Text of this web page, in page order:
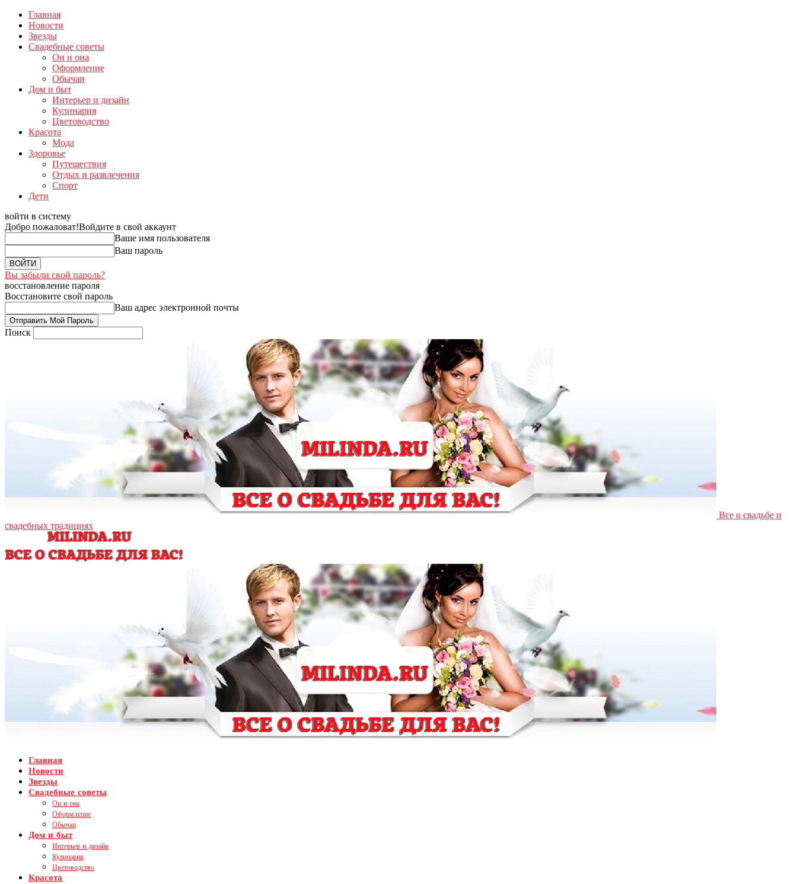
Главная
Новости
Звезды
Свадебные советы
Он и она
Оформление
Обычаи
Дом и быт
Интерьер и дизайн
Кулинария
Цветоводство
Красота
Мода
Здоровье
Путешествия
Отдых и развлечения
Спорт
Дети
войти в систему
Добро пожаловат!Войдите в свой аккаунт
Ваше имя пользователя
Ваш пароль
Вы забыли свой пароль?
восстановление пароля
Восстановите свой пароль
Ваш адрес электронной почты
Поиск
Все о свадьбе и
свадебных традициях
Главная
Новости
Звезды
Свадебные советы
Он и она
Оформление
Обычаи
Дом и быт
Интерьер и дизайн
Кулинария
Цветоводство
Красота